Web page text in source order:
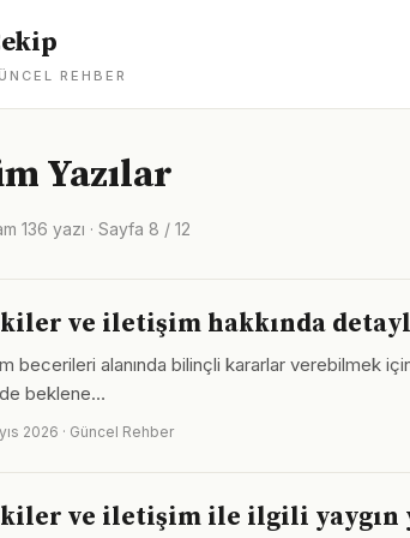
REHBER
Yazılar
136 yazı · Sayfa 8 / 12
ve iletişim hakkında
becerileri alanında bilinçli kararlar verebilmek
beklene…
2026 · Güncel Rehber
ve iletişim ile ilgili yaygın